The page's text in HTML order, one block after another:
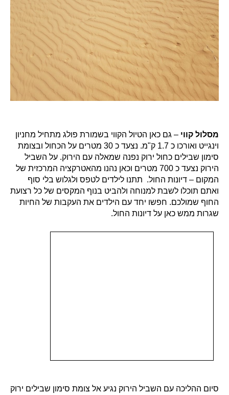
מסלול קווי – גם כאן הטיול הקווי בשמורת פולג מתחיל מחניון
וינגייט ואורכו כ 1.7 ק"מ. נצעד כ 30 מטרים על הכחול ובצומת
סימון שבילים כחול ירוק נפנה שמאלה עם הירוק. על השביל
הירוק נצעד כ 700 מטרים וכאן נהנו מהאטרקציה המרכזית של
המקום – דיונות החול. תתנו לילדים לטפס ולגלוש בלי סוף
ואתם תוכלו לשבת למנוחה ולהביט בנוף המקסים של כל רצועת
החוף שמולכם. חפשו יחד עם הילדים את העקבות של החיות
שגרות ממש כאן על דיונות החול.
סיום ההליכה עם השביל הירוק נגיע אל צומת סימון שבילים ירוק